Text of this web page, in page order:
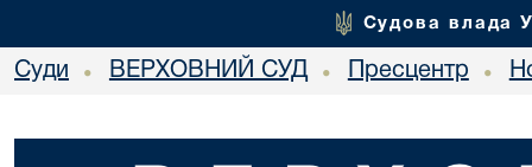
Судова влада
Суди • ВЕРХОВНИЙ СУД • Пресцентр •